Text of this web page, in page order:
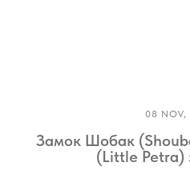
08 NOV,
Замок Шобак
(Little Petra)